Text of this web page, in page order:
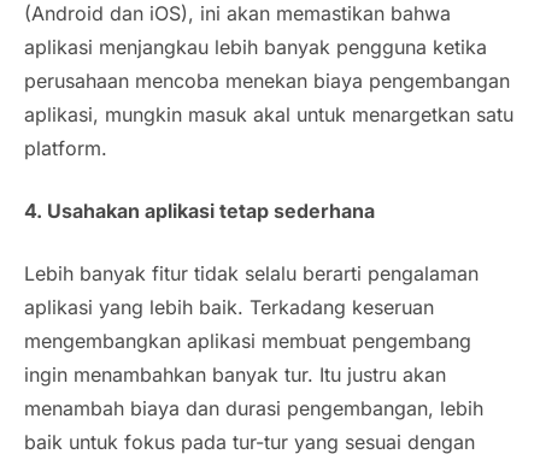
(Android dan iOS), ini akan memastikan bahwa
aplikasi menjangkau lebih banyak pengguna ketika
perusahaan mencoba menekan biaya pengembangan
aplikasi, mungkin masuk akal untuk menargetkan satu
platform.
4. Usahakan aplikasi tetap sederhana
Lebih banyak fitur tidak selalu berarti pengalaman
aplikasi yang lebih baik. Terkadang keseruan
mengembangkan aplikasi membuat pengembang
ingin menambahkan banyak tur. Itu justru akan
menambah biaya dan durasi pengembangan, lebih
baik untuk fokus pada tur-tur yang sesuai dengan